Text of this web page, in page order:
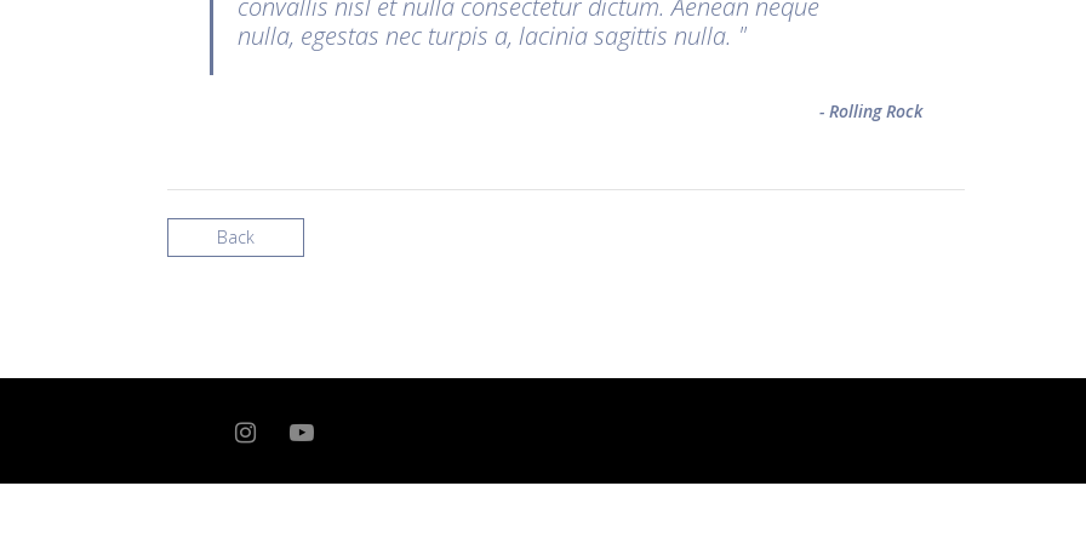
convallis nisl et nulla consectetur dictum. Aenean neque
nulla, egestas nec turpis a, lacinia sagittis nulla.
- Rolling Rock
Back